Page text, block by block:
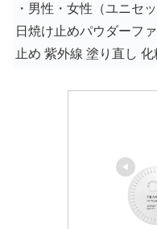
・男性・女性（ユニセ
日焼け止めパウダーフ
止め 紫外線 塗り直し 化